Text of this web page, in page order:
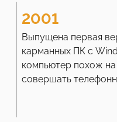
2001
Выпущена первая
карманных ПК с
компьютер похож на
совершать